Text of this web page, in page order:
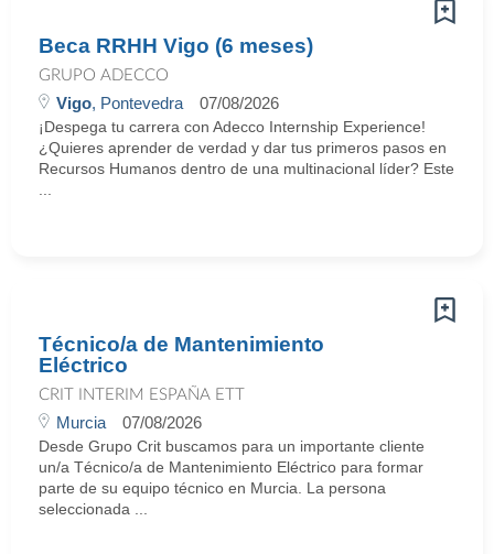
Beca RRHH Vigo (6 meses)
GRUPO ADECCO
Vigo, Pontevedra 07/08/2026
¡Despega tu carrera con Adecco Internship Experience!
¿Quieres aprender de verdad y dar tus primeros pasos en
Recursos Humanos dentro de una multinacional líder? Este
Técnico/a de Mantenimiento
Eléctrico
CRIT INTERIM ESPAÑA ETT
Murcia 07/08/2026
Desde Grupo Crit buscamos para un importante cliente
un/a Técnico/a de Mantenimiento Eléctrico para formar
parte de su equipo técnico en Murcia. La persona
seleccionada ...